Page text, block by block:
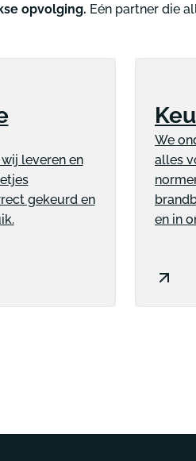
opvolging. Eén partner die
leveren en
gekeurd en
We
alles
en in